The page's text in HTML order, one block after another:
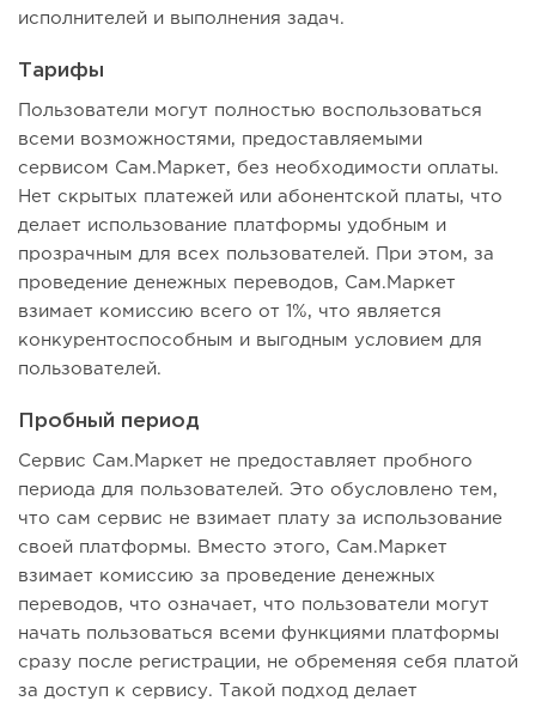
исполнителей и выполнения задач.
Тарифы
Пользователи могут полностью воспользоваться
всеми возможностями, предоставляемыми
сервисом Сам.Маркет, без необходимости оплаты.
Нет скрытых платежей или абонентской платы, что
делает использование платформы удобным и
прозрачным для всех пользователей. При этом, за
проведение денежных переводов, Сам.Маркет
взимает комиссию всего от 1%, что является
конкурентоспособным и выгодным условием для
пользователей.
Пробный период
Сервис Сам.Маркет не предоставляет пробного
периода для пользователей. Это обусловлено тем,
что сам сервис не взимает плату за использование
своей платформы. Вместо этого, Сам.Маркет
взимает комиссию за проведение денежных
переводов, что означает, что пользователи могут
начать пользоваться всеми функциями платформы
сразу после регистрации, не обременяя себя платой
за доступ к сервису. Такой подход делает